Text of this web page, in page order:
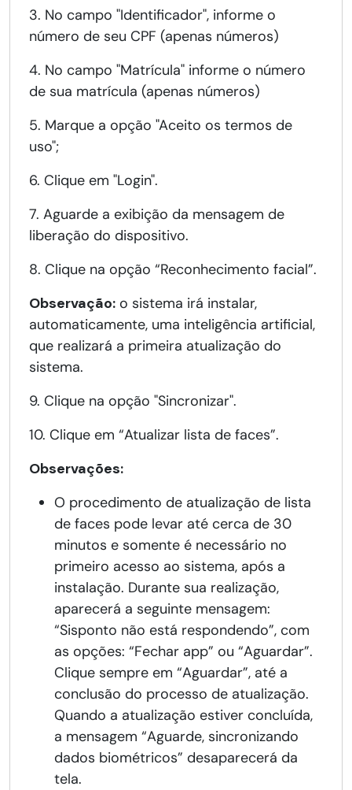
3. No campo "Identificador", informe o
número de seu CPF (apenas números)
4. No campo "Matrícula" informe o número
de sua matrícula (apenas números)
5. Marque a opção "Aceito os termos de
uso";
6. Clique em "Login".
7. Aguarde a exibição da mensagem de
liberação do dispositivo.
8. Clique na opção “Reconhecimento facial”.
Observação: o sistema irá instalar,
automaticamente, uma inteligência artificial,
que realizará a primeira atualização do
sistema.
9. Clique na opção "Sincronizar".
10. Clique em “Atualizar lista de faces”.
Observações:
O procedimento de atualização de lista
de faces pode levar até cerca de 30
minutos e somente é necessário no
primeiro acesso ao sistema, após a
instalação. Durante sua realização,
aparecerá a seguinte mensagem:
“Sisponto não está respondendo”, com
as opções: “Fechar app” ou “Aguardar”.
Clique sempre em “Aguardar”, até a
conclusão do processo de atualização.
Quando a atualização estiver concluída,
a mensagem “Aguarde, sincronizando
dados biométricos” desaparecerá da
tela.